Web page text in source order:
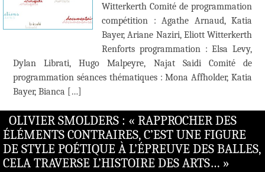
Witterkerth Comité de programmation
compétition : Agathe Arnaud, Katia
Bayer, Ariane Naziri, Eliott Witterkerth
Renforts programmation : Elsa Levy,
Dylan Librati, Hugo Malpeyre, Najat Saidi Comité de
programmation séances thématiques : Mona Affholder, Katia
Bayer, Bianca […]
OLIVIER SMOLDERS : « RAPPROCHER DES
ÉLÉMENTS CONTRAIRES, C’EST UNE FIGURE
DE STYLE POÉTIQUE À L’ÉPREUVE DES BALLES,
CELA TRAVERSE L’HISTOIRE DES ARTS… »